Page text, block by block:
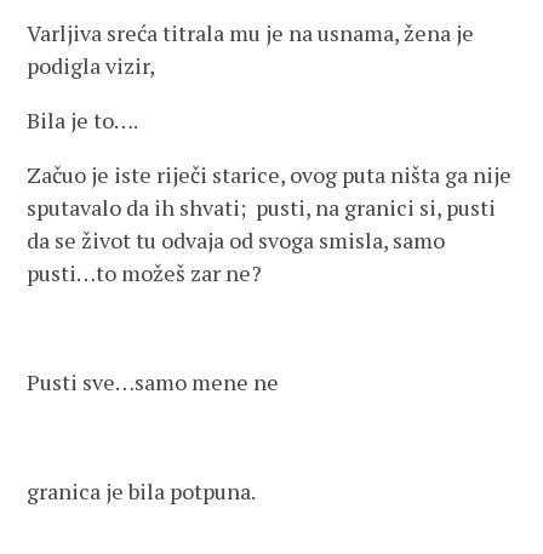
Varljiva sreća titrala mu je na usnama, žena je
podigla vizir,
Bila je to….
Začuo je iste riječi starice, ovog puta ništa ga nije
sputavalo da ih shvati; pusti, na granici si, pusti
da se život tu odvaja od svoga smisla, samo
pusti…to možeš zar ne?
Pusti sve…samo mene ne
granica je bila potpuna.